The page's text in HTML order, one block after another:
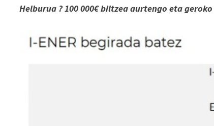
Helburua ? 100 000€ biltzea aurtengo eta